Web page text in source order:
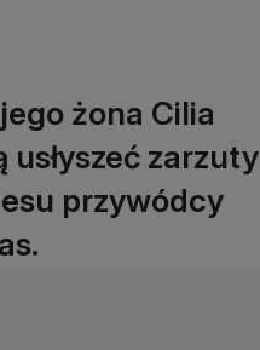
żona Cilia
zarzuty
przywódcy